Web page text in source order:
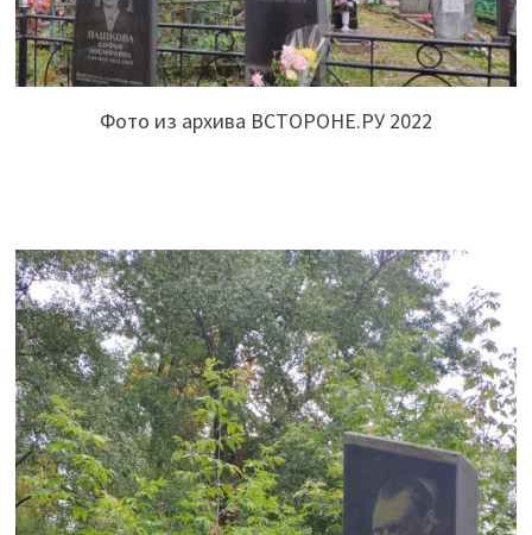
Фото из архива ВСТОРОНЕ.РУ 2022